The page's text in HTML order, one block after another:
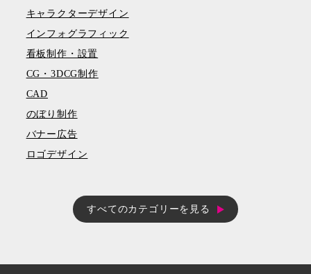
キャラクターデザイン
インフォグラフィック
看板制作・設置
CG・3DCG制作
CAD
のぼり制作
バナー広告
ロゴデザイン
すべてのカテゴリーを見る